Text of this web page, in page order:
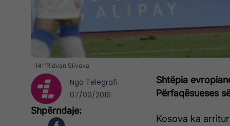
14:"Ridvan Slivova
Shtëpia
Përfaqësueses
Kosova ka
Nga Telegrafi
07/09/2019